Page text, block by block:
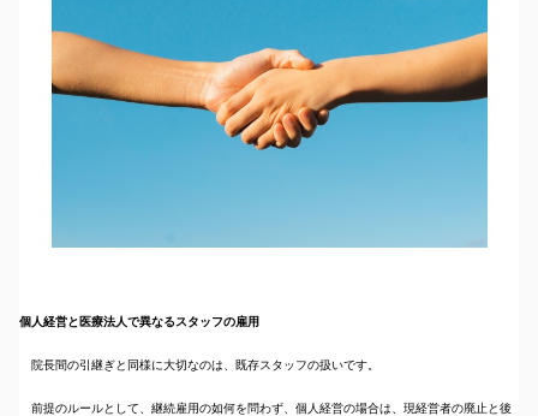
個人経営と医療法人で異なるスタッフの雇用
院長間の引継ぎと同様に大切なのは、既存スタッフの扱いです。
前提のルールとして、継続雇用の如何を問わず、個人経営の場合は、現経営者の廃止と後